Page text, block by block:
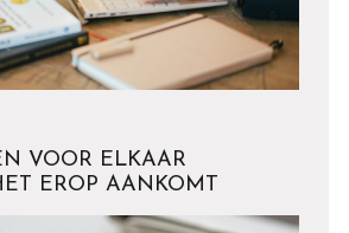
VOOR ELKAAR
EROP AANKOMT